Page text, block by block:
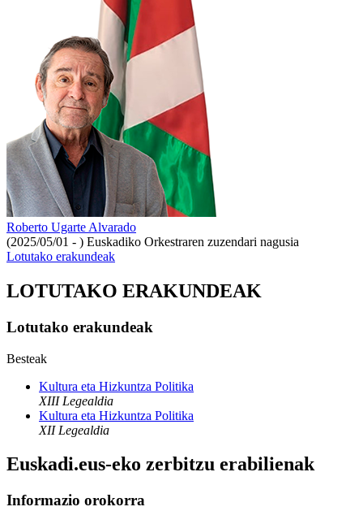
Roberto Ugarte Alvarado
(2025/05/01 - ) Euskadiko Orkestraren zuzendari nagusia
Lotutako erakundeak
LOTUTAKO ERAKUNDEAK
Lotutako erakundeak
Besteak
Kultura eta Hizkuntza Politika
XIII Legealdia
Kultura eta Hizkuntza Politika
XII Legealdia
Euskadi.eus-eko zerbitzu erabilienak
Informazio orokorra